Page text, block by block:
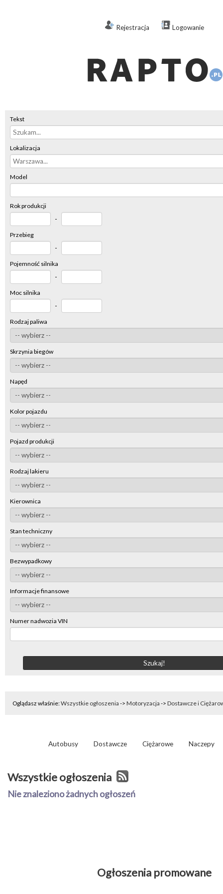
Rejestracja Logowanie
Tekst
Lokalizacja
Model
Rok produkcji
-
Przebieg
-
Pojemność silnika
-
Moc silnika
-
Rodzaj paliwa
Skrzynia biegów
Napęd
Kolor pojazdu
Pojazd produkcji
Rodzaj lakieru
Kierownica
Stan techniczny
Bezwypadkowy
Informacje finansowe
Numer nadwozia VIN
Oglądasz właśnie:Wszystkie ogłoszenia -> Motoryzacja -> Dostawcze i
Autobusy Dostawcze Ciężarowe Naczepy
Wszystkie ogłoszenia
Nie znaleziono żadnych ogłoszeń
Ogłoszenia promowane